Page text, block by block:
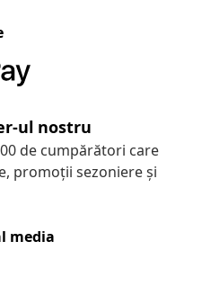
ul nostru
de cumpărători care
promoții sezoniere și
media